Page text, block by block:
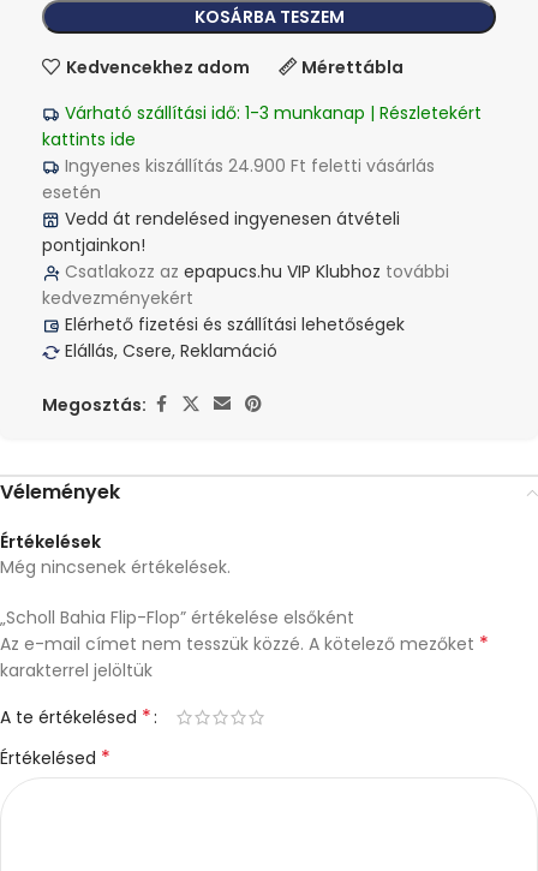
KOSÁRBA TESZEM
Kedvencekhez adom
Mérettábla
Várható szállítási idő: 1-3 munkanap | Részletekért
kattints ide
Ingyenes kiszállítás 24.900 Ft feletti vásárlás
esetén
Vedd át rendelésed ingyenesen átvételi
pontjainkon!
Csatlakozz az epapucs.hu VIP Klubhoz további
kedvezményekért
Elérhető fizetési és szállítási lehetőségek
Elállás, Csere, Reklamáció
Megosztás:
Vélemények
Értékelések
Még nincsenek értékelések.
„Scholl Bahia Flip-Flop” értékelése elsőként
Az e-mail címet nem tesszük közzé. A kötelező mezőket *
karakterrel jelöltük
A te értékelésed *
Értékelésed *